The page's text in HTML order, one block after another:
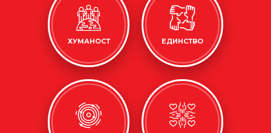
ХУМАНОСТ ЕДИНСТВО